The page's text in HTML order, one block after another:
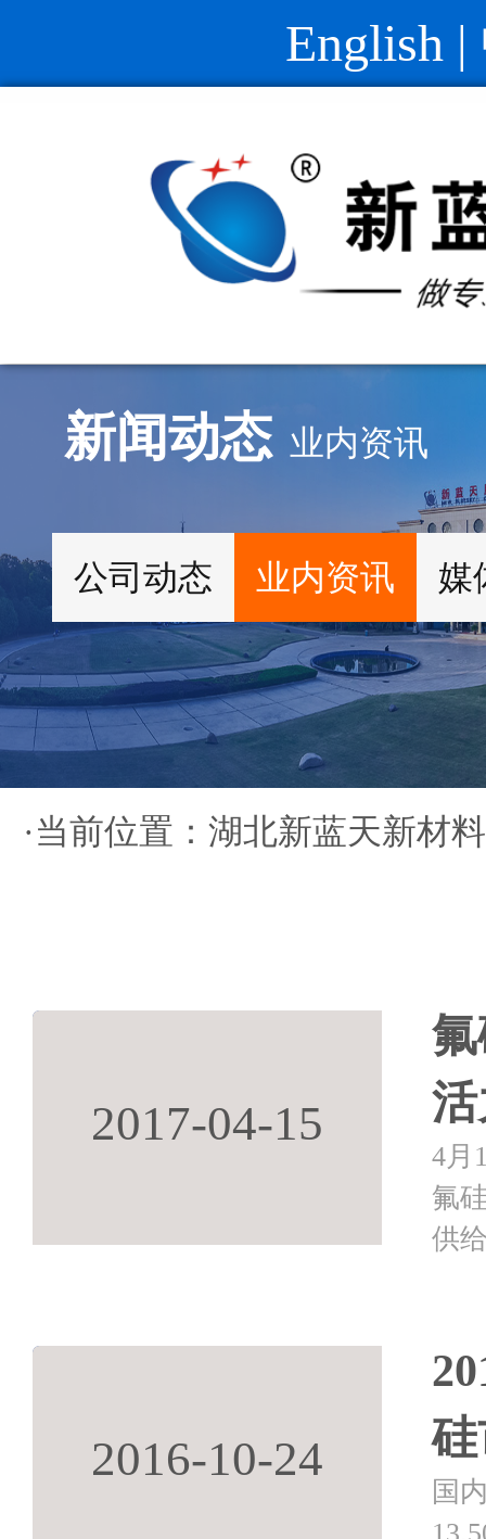
English |
新闻动态 业内资讯
公司动态 业内资讯 媒
·当前位置：湖北新蓝天新材
2017-04-15
4月
氟
供
2016-10-24
国